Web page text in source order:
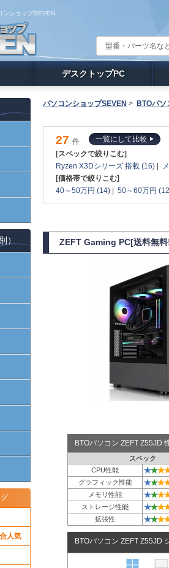
ンショップSEVEN
デスクトップPC
パソコンショップSEVEN > BTOパソ
27 件
一覧にして比較
[スペックで絞りこむ]
Ryzen X3Dシリーズ 搭載 (16) |
[価格帯で絞りこむ]
40～50万円 (14) | 50～60万円
ZEFT Gaming PC[送料無
BTOパソコン ZEFT Z55JD
スペック
CPU性能
★★★
グラフィック性能
★★★
メモリ性能
★★★
ストレージ性能
★★★
拡張性
★★★
BTOパソコン ZEFT Z55JD
）
人気